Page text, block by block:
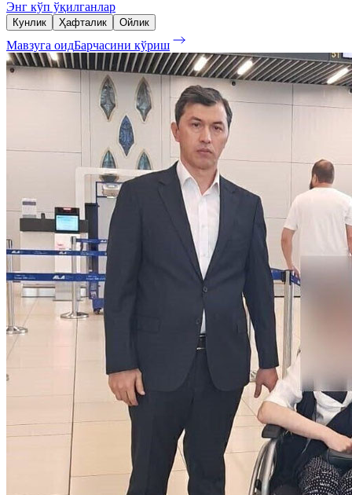
Энг кўп ўқилганлар
Кунлик Ҳафталик Ойлик
Мавзуга оидБарчасини кўриш